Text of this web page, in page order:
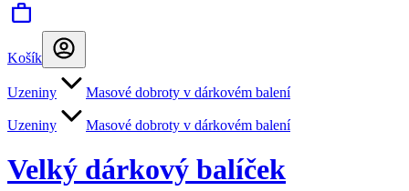
Košík
Uzeniny Masové dobroty v dárkovém balení
Uzeniny Masové dobroty v dárkovém balení
Velký dárkový balíček